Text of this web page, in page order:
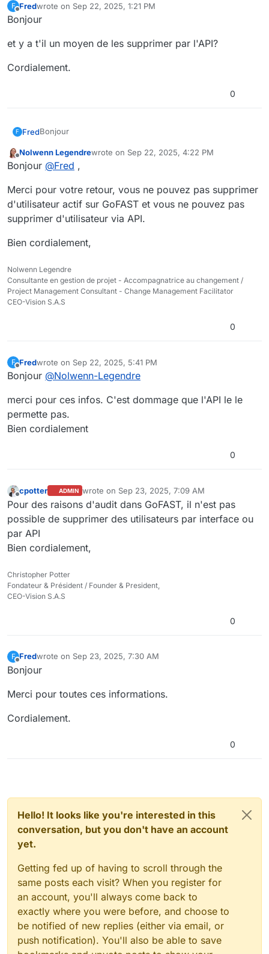
F
Offline
Fredwrote on Sep 22, 2025, 1:21 PM
last edited by
Bonjour
et y a t'il un moyen de les supprimer par l'API?
Cordialement.
0
F FredBonjour
et y a t'il un moyen de les supprimer par l'API?
Offline
Nolwenn Legendrewrote on Sep 22, 2025, 4:22 PM
last edited by
Bonjour @Fred ,
Merci pour votre retour, vous ne pouvez pas supprimer
d'utilisateur actif sur GoFAST et vous ne pouvez pas
supprimer d'utilisateur via API.
Bien cordialement,
Nolwenn Legendre
Consultante en gestion de projet - Accompagnatrice au changement /
Project Management Consultant - Change Management Facilitator
CEO-Vision S.A.S
0
F
Offline
Fredwrote on Sep 22, 2025, 5:41 PM
last edited by
Bonjour @Nolwenn-Legendre
merci pour ces infos. C'est dommage que l'API le le
permette pas.
Bien cordialement
0
Offline
cpotter ADMIN wrote on Sep 23, 2025, 7:09 AM
last edited by
Pour des raisons d'audit dans GoFAST, il n'est pas
possible de supprimer des utilisateurs par interface ou
par API
Bien cordialement,
Christopher Potter
Fondateur & Président / Founder & President,
CEO-Vision S.A.S
0
F
Offline
Fredwrote on Sep 23, 2025, 7:30 AM
last edited by
Bonjour
Merci pour toutes ces informations.
Cordialement.
0
Hello! It looks like you're interested in this
conversation, but you don't have an account
yet.
Getting fed up of having to scroll through the
same posts each visit? When you register for
an account, you'll always come back to
exactly where you were before, and choose to
be notified of new replies (either via email, or
push notification). You'll also be able to save